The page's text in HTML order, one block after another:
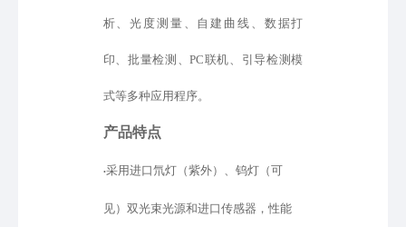
析、光度测量、自建曲线、数据打
印、批量检测、PC联机、 引导检测模
式等多种应用程序。
产品特点
•采用进口氘灯（紫外）、钨灯（可
见）双光束光源和进口传感器，性能